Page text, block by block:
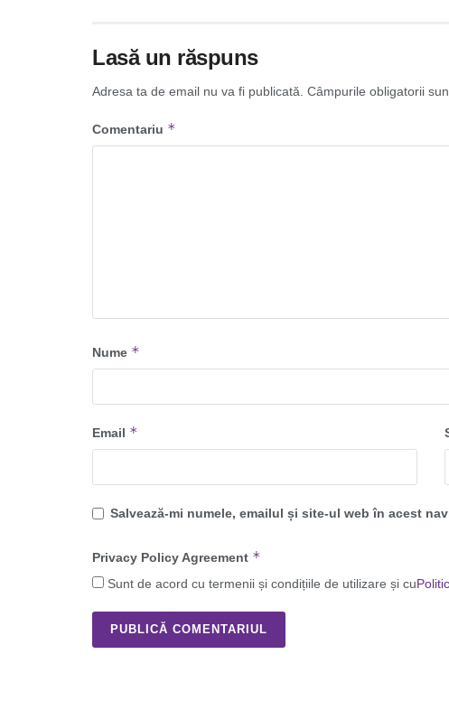
Lasă un răspuns
Adresa ta de email nu va fi publicată. Câmpurile obligatorii
Comentariu *
Nume *
Email *
Salvează-mi numele, emailul și site-ul web în acest
Privacy Policy Agreement *
Sunt de acord cu termenii și condițiile de utilizare și cu